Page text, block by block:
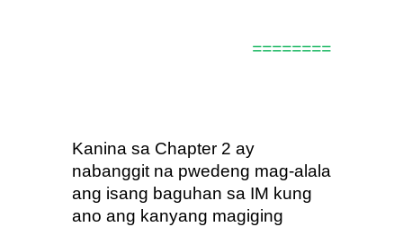
========
Kanina sa Chapter 2 ay
nabanggit na pwedeng mag-alala
ang isang baguhan sa IM kung
ano ang kanyang magiging